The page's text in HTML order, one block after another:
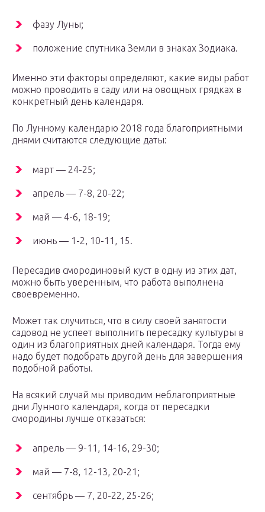
фазу Луны;
положение спутника Земли в знаках Зодиака.
Именно эти факторы определяют, какие виды работ
можно проводить в саду или на овощных грядках в
конкретный день календаря.
По Лунному календарю 2018 года благоприятными
днями считаются следующие даты:
март — 24-25;
апрель — 7-8, 20-22;
май — 4-6, 18-19;
июнь — 1-2, 10-11, 15.
Пересадив смородиновый куст в одну из этих дат,
можно быть уверенным, что работа выполнена
своевременно.
Может так случиться, что в силу своей занятости
садовод не успеет выполнить пересадку культуры в
один из благоприятных дней календаря. Тогда ему
надо будет подобрать другой день для завершения
подобной работы.
На всякий случай мы приводим неблагоприятные
дни Лунного календаря, когда от пересадки
смородины лучше отказаться:
апрель — 9-11, 14-16, 29-30;
май — 7-8, 12-13, 20-21;
сентябрь — 7, 20-22, 25-26;